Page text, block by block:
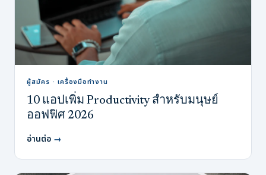
ผู้สมัคร · เครื่องมือทำงาน
10 แอปเพิ่ม Productivity สำหรับมนุษย์
ออฟฟิศ 2026
อ่านต่อ →